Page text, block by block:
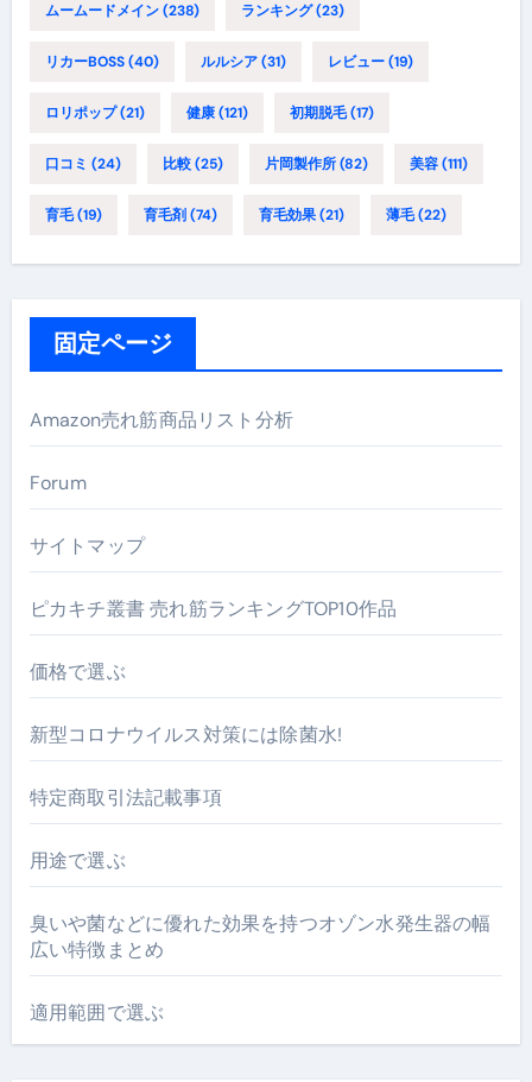
ムームードメイン(238) ランキング(23)
リカーBOSS(40) ルルシア(31) レビュー(19)
ロリポップ(21) 健康(121) 初期脱毛(17)
口コミ (24) 比較(25) 片岡製作所(82) 美容(111)
育毛(19) 育毛剤 (74) 育毛効果(21) 薄毛(22)
固定ページ
Amazon売れ筋商品リスト分析
Forum
サイトマップ
ピカキチ叢書 売れ筋ランキングTOP10作品
価格で選ぶ
新型コロナウイルス対策には除菌水!
特定商取引法記載事項
用途で選ぶ
臭いや菌などに優れた効果を持つオゾン水発生器の幅
広い特徴まとめ
適用範囲で選ぶ